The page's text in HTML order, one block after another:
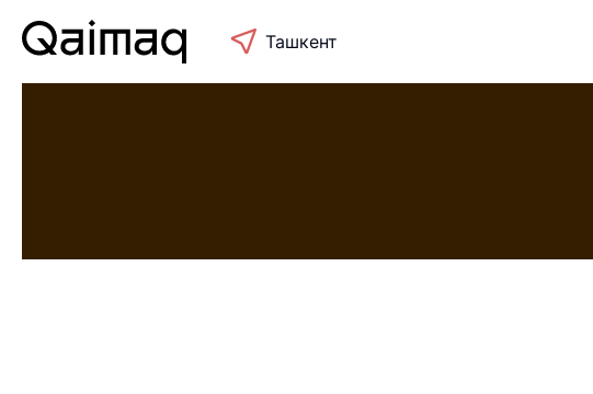
Ташкент